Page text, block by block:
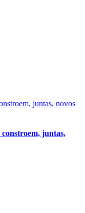
juntas, novos
constroem, juntas,